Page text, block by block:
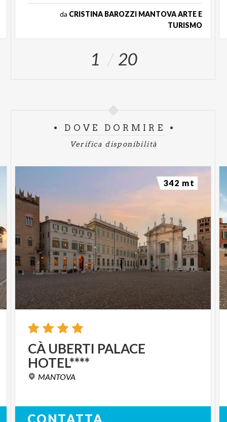
da CRISTINA BAROZZI MANTOVA ARTE E
TURISMO
1 20
DOVE DORMIRE
Verifica disponibilità
CÀ UBERTI PALACE
HOTEL****
MANTOVA
CONTATTA
342 mt